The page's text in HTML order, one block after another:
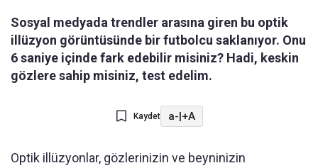
Sosyal medyada trendler arasına giren bu optik
illüzyon görüntüsünde bir futbolcu saklanıyor. Onu
6 saniye içinde fark edebilir misiniz? Hadi, keskin
gözlere sahip misiniz, test edelim.
Kaydet a-|+A
Optik illüzyonlar, gözlerinizin ve beyninizin